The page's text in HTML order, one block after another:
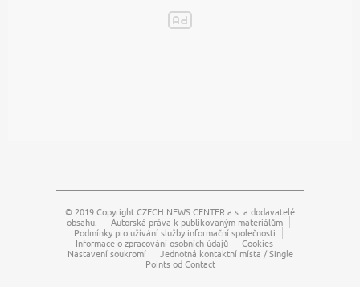
© 2019 Copyright CZECH NEWS CENTER a.s. a dodavatelé
obsahu.
Autorská práva k publikovaným materiálům
Podmínky pro užívání služby informační společnosti
Informace o zpracování osobních údajů
Cookies
Nastavení soukromí
Jednotná kontaktní místa / Single
Points od Contact